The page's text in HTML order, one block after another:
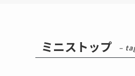
ミニストップ –